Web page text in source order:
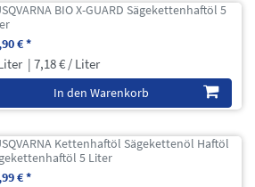
BIO X-GUARD Sägekettenhaftöl 5
€ *
| 7,18 € / Liter
In den Warenkorb
Kettenhaftöl Sägekettenöl Haftöl
5 Liter
€ *